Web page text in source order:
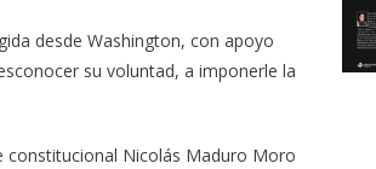
desde Washington, con apoyo
su voluntad, a imponerle la
constitucional Nicolás Maduro Moro